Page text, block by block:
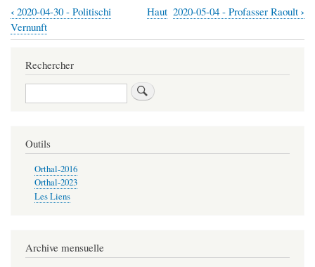
Liens
transversaux
livre
pour
05
Sìcherheit
ìwer
‹ 2020-04-30 - Politischi
Vernunft
Haut 2020-05-04 - Profasser Raoult ›
Rechercher
Rechercher
Outils
Orthal-2016
Orthal-2023
Les Liens
Archive mensuelle